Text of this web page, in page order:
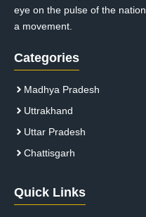
eye on the pulse of the
a movement.
Categories
Madhya Pradesh
Uttrakhand
Uttar Pradesh
Chattisgarh
Quick Links